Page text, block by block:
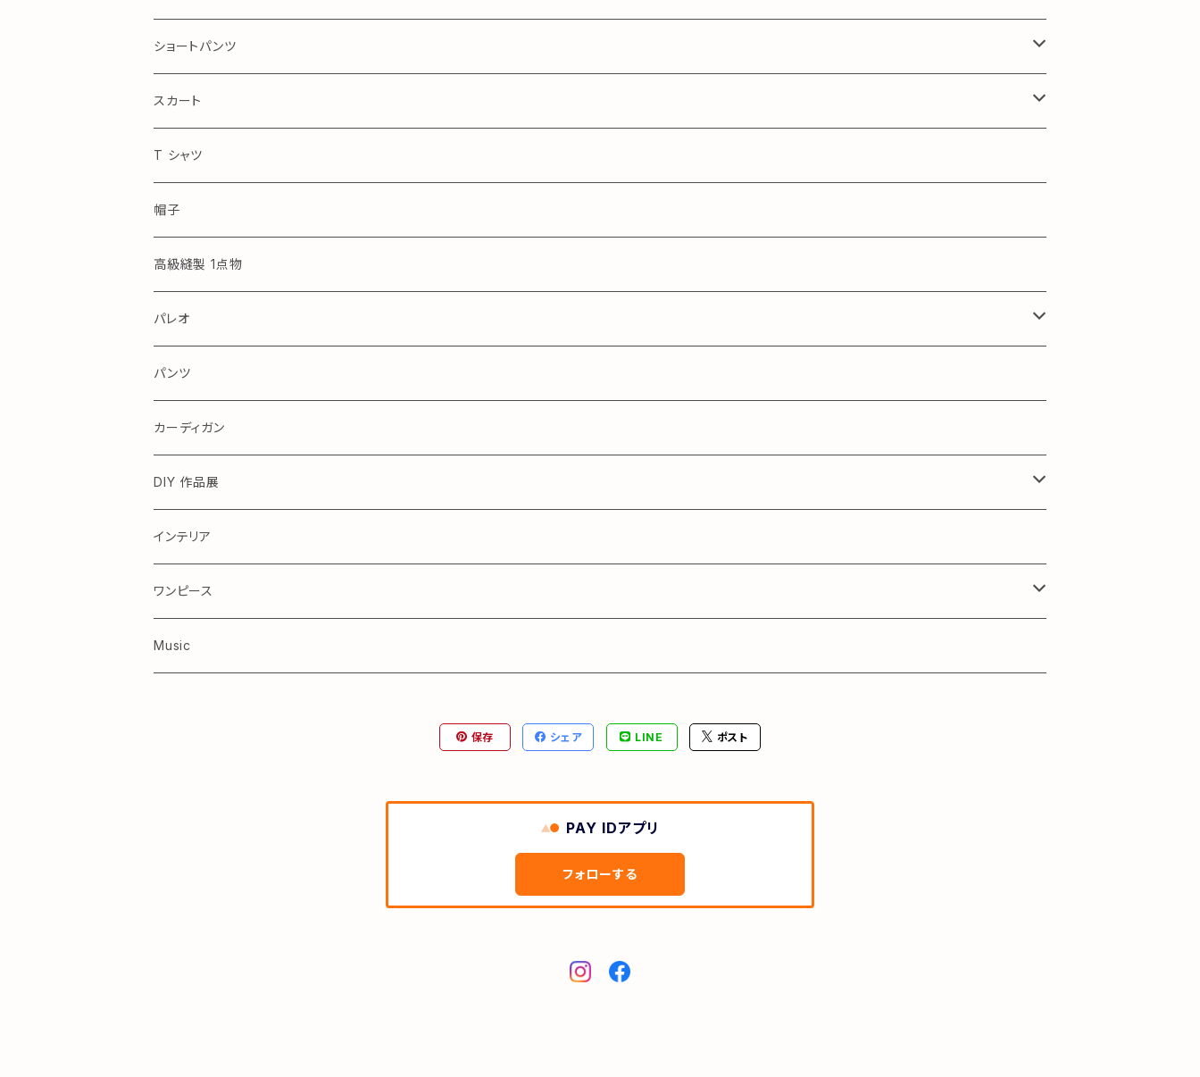
ショートパンツ
Royal Blue
スカート
アロハ
T シャツ
帽子
高級縫製 1点物
パレオ
アロハ
パンツ
カーディガン
DIY 作品展
テーブル
インテリア
ワンピース
Kids ワンピース
Music
保存 シェア LINE ポスト
PAY IDアプリ
フォローする